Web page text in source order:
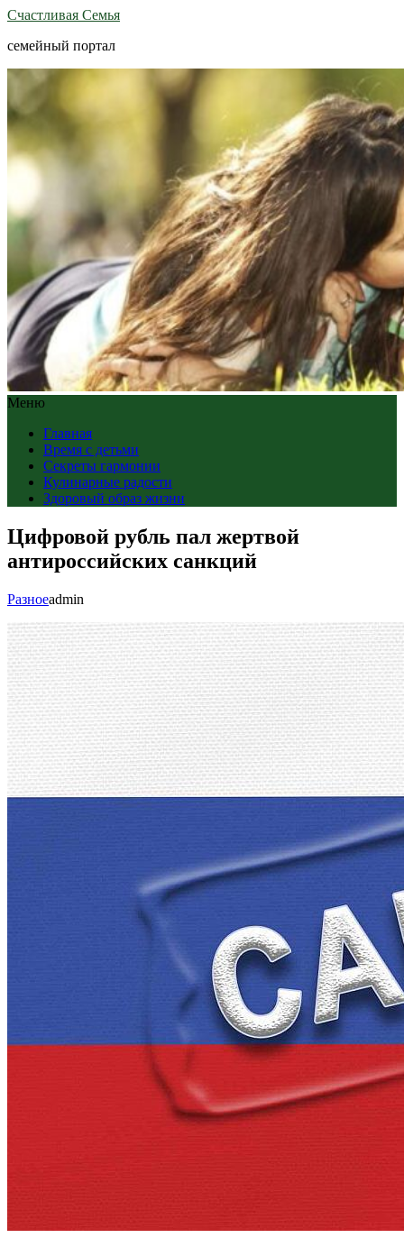
Счастливая Семья
семейный портал
Меню
Главная
Время с детьми
Секреты гармонии
Кулинарные радости
Здоровый образ жизни
Цифровой рубль пал жертвой
антироссийских санкций
Разноеadmin